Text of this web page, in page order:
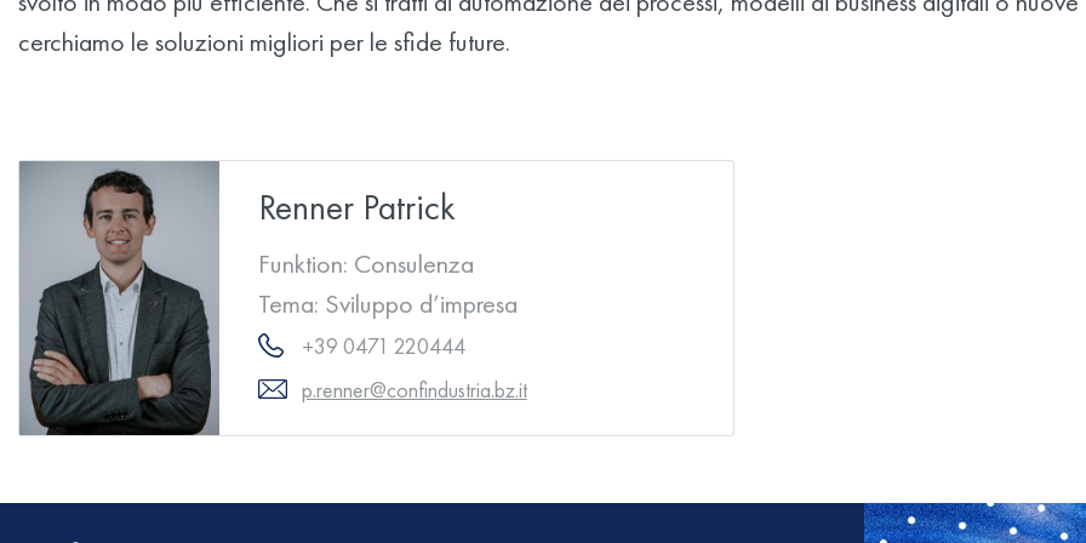
cerchiamo le soluzioni migliori per le sfide future.
Renner Patrick
Funktion: Consulenza
Tema: Sviluppo d’impresa
+39 0471 220444
p.renner@confindustria.bz.it